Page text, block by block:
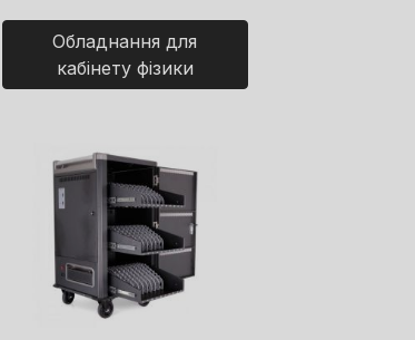
Обладнання для
кабінету фізики